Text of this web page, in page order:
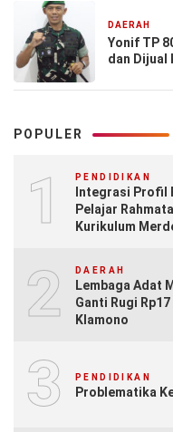
DAERAH
Yonif TP
dan Dijual
POPULER
1 PENDIDIKAN
Integrasi Profil
Pelajar
Kurikulum
2 DAERAH
Lembaga Adat
Ganti Rugi
Klamono
3 PENDIDIKAN
Problematika